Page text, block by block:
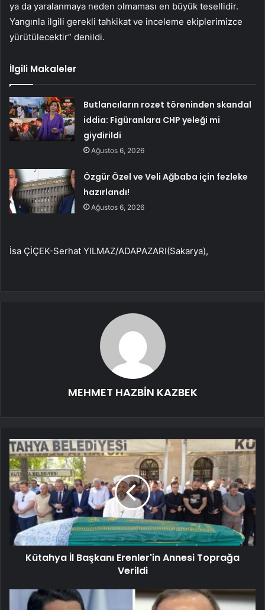
ya da yaralanmaya neden olmaması en büyük tesellidir.
Yangınla ilgili gerekli tahkikat ve inceleme ekiplerimizce
yürütülecektir” denildi.
İlgili Makaleler
Butlancıların rozet töreninden skandal
iddia: Figüranlara CHP yeleği mi
giydirildi
Ağustos 6, 2026
Özgür Özel ve Veli Ağbaba için fezleke
hazırlandı!
Ağustos 6, 2026
İsa ÇİÇEK-Serhat YILMAZ/ADAPAZARI(Sakarya),
MEHMET HAZBİN KAZBEK
Kütahya İl Başkanı Erenler'in Annesi Toprağa
Verildi